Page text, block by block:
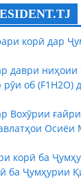
корӣ дар
даври
об (F1H2O)
Вохӯрии
Осиёи
корӣ ба
ба Ҷумҳурии